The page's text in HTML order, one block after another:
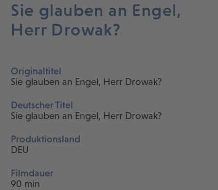
Sie glauben an Engel,
Herr Drowak?
Originaltitel
Sie glauben an Engel, Herr Drowak?
Deutscher Titel
Sie glauben an Engel, Herr Drowak?
Produktionsland
DEU
Filmdauer
90 min